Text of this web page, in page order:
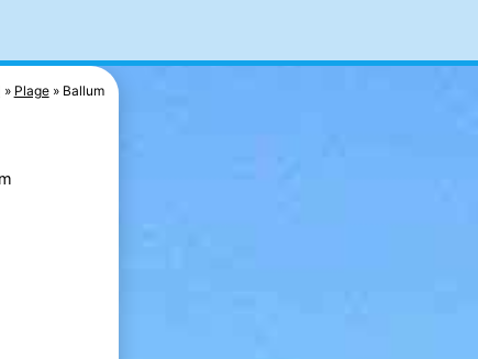
Plage Ballum